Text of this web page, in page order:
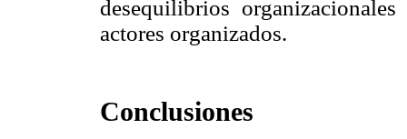
desequilibrios
actores organizados.
Conclusiones